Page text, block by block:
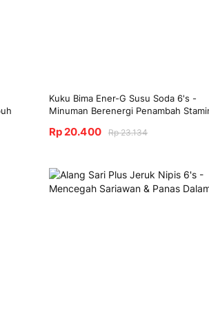
Kuku Bima Ener-G Susu Soda 6's -
Minuman Berenergi Penambah
Rp 20.400 Rp 23.134